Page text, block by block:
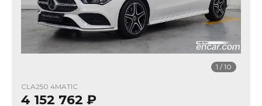
1 /10
CLA250 4MATIC
4 152 762 ₽